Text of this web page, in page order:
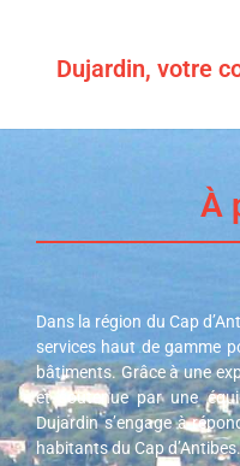
Dujardin, votre
À
Dans la région du Cap
services haut de gamme
bâtiments. Grâce à une
et soutenue par une
Dujardin s’engage à
habitants du Cap d’Antibes.